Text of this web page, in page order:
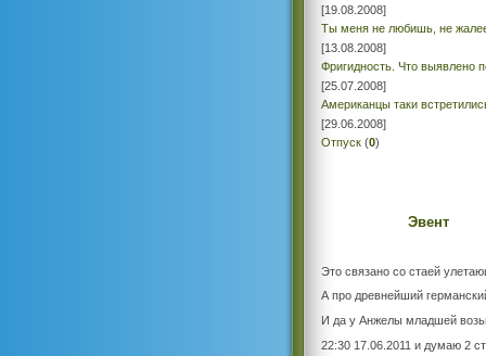
[19.08.2008]
Ты меня не любишь, не
[13.08.2008]
Фригидность. Что выявлено
[25.07.2008]
Американцы таки
[29.06.2008]
Отпуск (0)
Эвент
Это связано со стаей
А про древнейший
И да у Анжелы младшей
22:30 17.06.2011 и думаю 2